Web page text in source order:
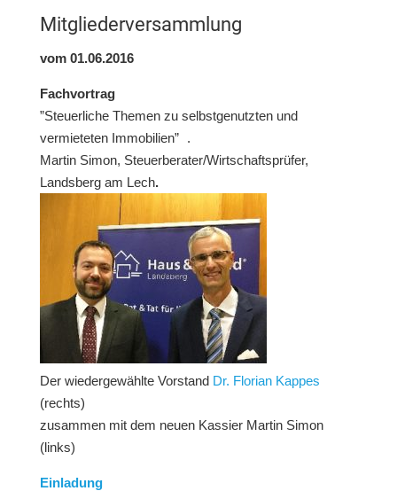
Mitgliederversammlung
vom 01.06.2016
Fachvortrag
”Steuerliche Themen zu selbstgenutzten und
vermieteten Immobilien” .
Martin Simon, Steuerberater/Wirtschaftsprüfer,
Landsberg am Lech.
Der wiedergewählte Vorstand Dr. Florian Kappes
(rechts)
zusammen mit dem neuen Kassier Martin Simon
(links)
Einladung